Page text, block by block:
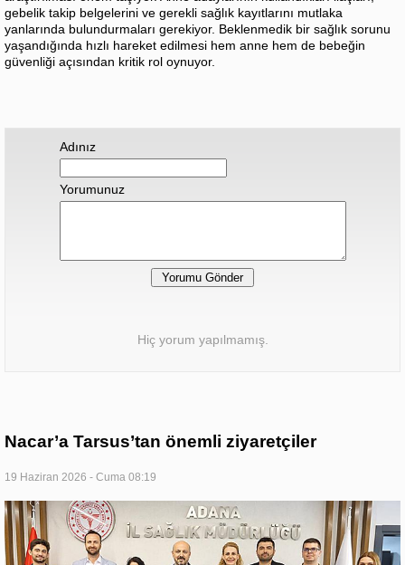
gebelik takip belgelerini ve gerekli sağlık kayıtlarını mutlaka
yanlarında bulundurmaları gerekiyor. Beklenmedik bir sağlık sorunu
yaşandığında hızlı hareket edilmesi hem anne hem de bebeğin
güvenliği açısından kritik rol oynuyor.
Adınız
Yorumunuz
Hiç yorum yapılmamış.
Nacar’a Tarsus’tan önemli ziyaretçiler
19 Haziran 2026 - Cuma 08:19